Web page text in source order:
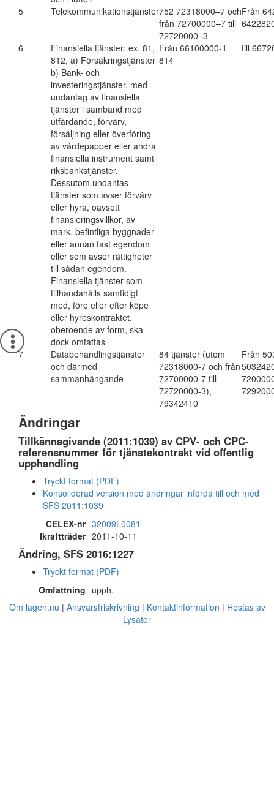
5
Telekommunikationstjänster752 72318000–7 och
från 72700000–7 till
72720000–3
Från
6
Finansiella tjänster: ex. 81,
812, a) Försäkringstjänster
b) Bank- och
investeringstjänster, med
undantag av finansiella
tjänster i samband med
utfärdande, förvärv,
försäljning eller överföring
av värdepapper eller andra
finansiella instrument samt
riksbankstjänster.
Dessutom undantas
tjänster som avser förvärv
eller hyra, oavsett
finansieringsvillkor, av
mark, befintliga byggnader
eller annan fast egendom
eller som avser rättigheter
till sådan egendom.
Finansiella tjänster som
tillhandahålls samtidigt
med, före eller efter köpe
eller hyreskontraktet,
oberoende av form, ska
dock omfattas
Från 66100000-1
814
till
7
Databehandlingstjänster
och därmed
sammanhängande
84 tjänster (utom
72318000-7 och från
72700000-7 till
72720000-3),
79342410
Från
Ändringar
Tillkännagivande (2011:1039) av CPV- och CPC-
referensnummer för tjänstekontrakt vid offentlig
upphandling
Tryckt format (PDF)
Konsoliderad version med ändringar införda till och med
SFS 2011:1039
CELEX-nr 32009L0081
Ikraftträder 2011-10-11
Ändring, SFS 2016:1227
Tryckt format (PDF)
Omfattning upph.
Om lagen.nu
Ansvarsfriskrivning Kontaktinformation
Hostas av
Lysator